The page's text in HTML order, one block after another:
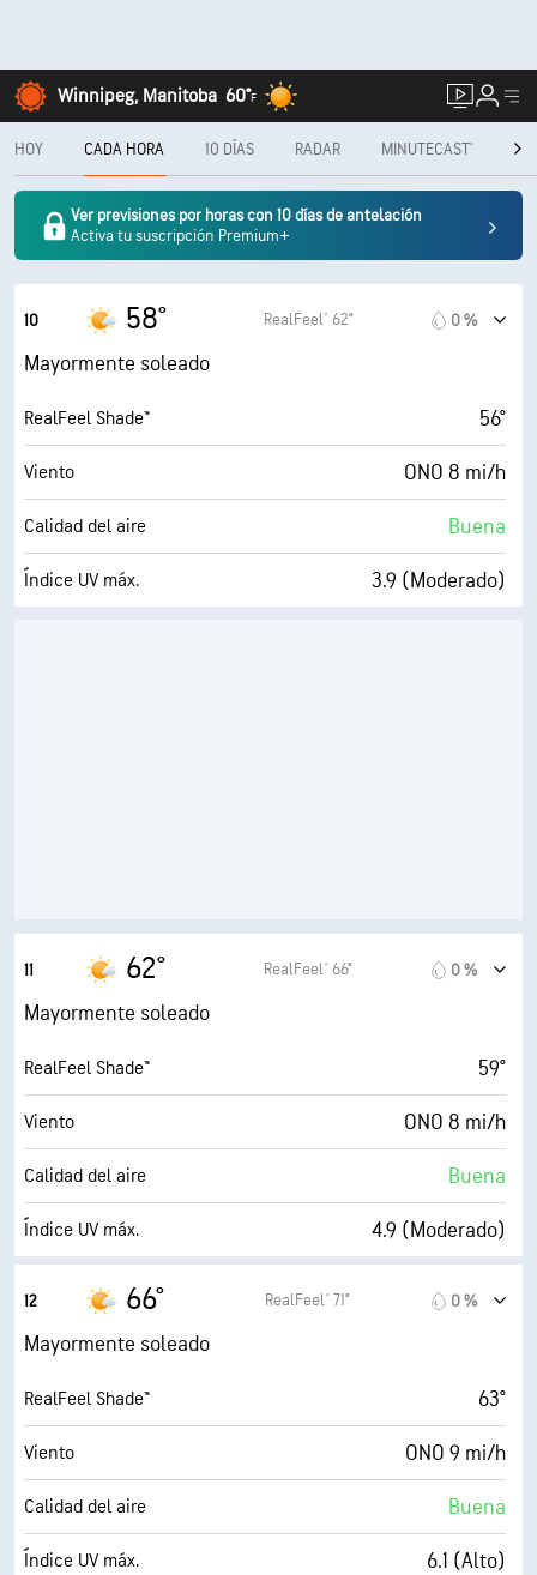
Winnipeg, Manitoba 60°F
HOY CADA HORA 10 DÍAS RADAR MINUTECAST®
Ver previsiones por horas con 10 días de antelación
Activa tu suscripción Premium+
10 58° RealFeel® 62° 0 %
Mayormente soleado
RealFeel Shade™ 56°
Viento ONO 8 mi/h
Calidad del aire Buena
Índice UV máx. 3.9 (Moderado)
Techo de nubes 30000 ft
11 62° RealFeel® 66° 0 %
Mayormente soleado
RealFeel Shade™ 59°
Viento ONO 8 mi/h
Calidad del aire Buena
Índice UV máx. 4.9 (Moderado)
Humedad
Punto de rocío 54° F
AccuLumen Brightness Index™ 9 (Muy luminoso)
Nubosidad 26 %
Visibilidad 10 mi
12 66° RealFeel® 71° 0 %
Mayormente soleado
RealFeel Shade™ 63°
Viento ONO 9 mi/h
Calidad del aire Buena
Índice UV máx. 6.1 (Alto)